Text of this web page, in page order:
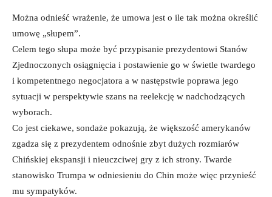
Można odnieść wrażenie, że umowa jest o ile tak można określić
umowę „słupem”.
Celem tego słupa może być przypisanie prezydentowi Stanów
Zjednoczonych osiągnięcia i postawienie go w świetle twardego
i kompetentnego negocjatora a w następstwie poprawa jego
sytuacji w perspektywie szans na reelekcję w nadchodzących
wyborach.
Co jest ciekawe, sondaże pokazują, że większość amerykanów
zgadza się z prezydentem odnośnie zbyt dużych rozmiarów
Chińskiej ekspansji i nieuczciwej gry z ich strony. Twarde
stanowisko Trumpa w odniesieniu do Chin może więc przynieść
mu sympatyków.